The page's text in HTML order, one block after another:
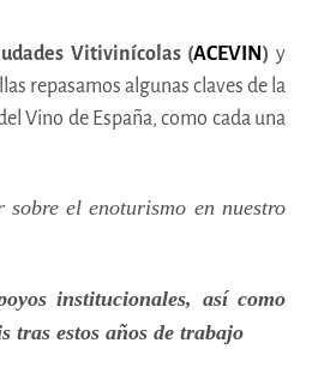
Vitivinícolas (ACEVIN) y
repasamos algunas claves de la
Vino de España, como cada una
el enoturismo en nuestro
institucionales, así como
tras estos años de trabajo